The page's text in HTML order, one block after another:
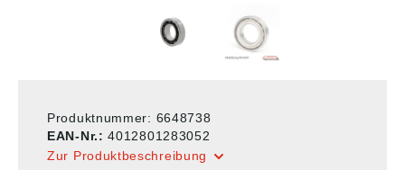
Produktnummer: 6648738
EAN-Nr.:4012801283052
Zur Produktbeschreibung